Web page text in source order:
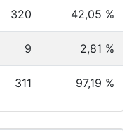
320 42,05 %
9 2,81 %
311 97,19 %